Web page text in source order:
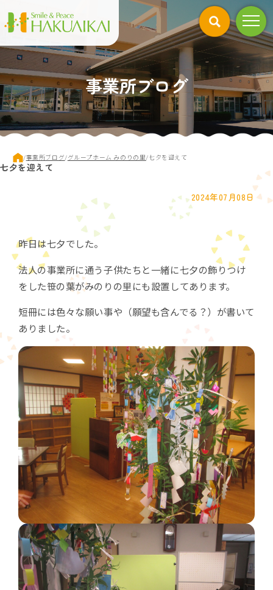
事業所ブログ
現
在
/事業所ブログ/グループホーム みのりの里/七夕を迎えて
七夕を迎えて
2024年07月08日
昨日は七夕でした。
法人の事業所に通う子供たちと一緒に七夕の飾りつけ
をした笹の葉がみのりの里にも設置してあります。
短冊には色々な願い事や（願望も含んでる？）が書いて
ありました。